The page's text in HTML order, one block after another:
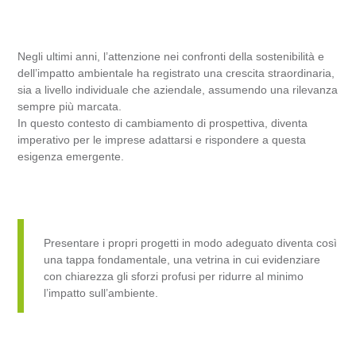
Negli ultimi anni, l’attenzione nei confronti della sostenibilità e
dell’impatto ambientale ha registrato una crescita straordinaria,
sia a livello individuale che aziendale, assumendo una rilevanza
sempre più marcata.
In questo contesto di cambiamento di prospettiva, diventa
imperativo per le imprese adattarsi e rispondere a questa
esigenza emergente.
Presentare i propri progetti in modo adeguato diventa così
una tappa fondamentale, una vetrina in cui evidenziare
con chiarezza gli sforzi profusi per ridurre al minimo
l’impatto sull’ambiente.